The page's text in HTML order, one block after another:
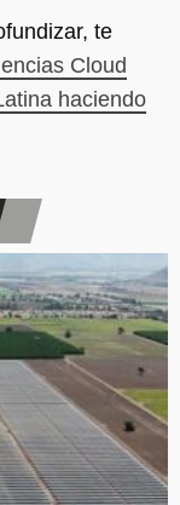
te
Cloud
haciendo